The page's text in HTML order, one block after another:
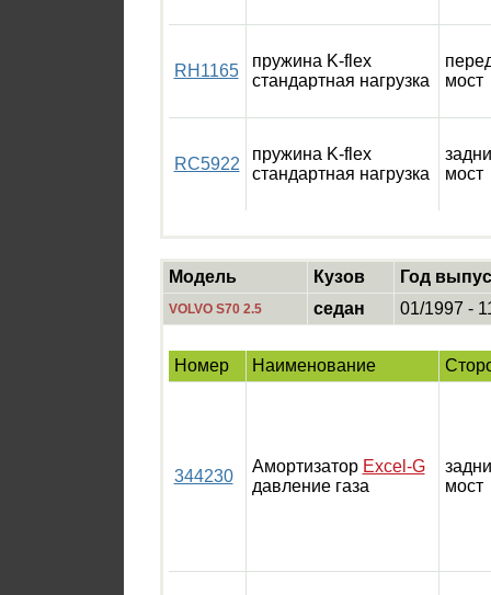
RH1165
пружина K-flex
стандартная нагрузка
мост
RC5922
пружина K-flex
стандартная нагрузка
мост
Модель Кузов Год
VOLVO S70 2.5 седан 01/1997 -
Номер Наименование
344230
Амортизатор Excel-G
давление газа
мост